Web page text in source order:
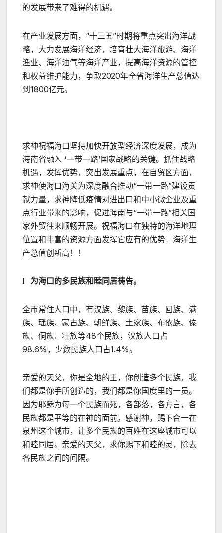
的发展带来了难得的机遇。
在产业发展方面，“十三五”时期将重点突出海洋战
略，大力发展海洋经济，培育壮大海洋旅游、海洋
渔业、海洋油气等海洋产业，提高海洋资源的管控
和权益维护能力，争取2020年全省海洋生产总值达
到1800亿元。
求神祝福海口坚持加快开放型经济深度发展，成为
海南省融入 ‘一带一路’国家战略的关键。抓住战略
机遇，发挥优势，突出发展重点，在自贸区方面，
求神使海口海关为深度融合推动“一带一路”建设贡
献力量，求神降低疫情对进出口和中小微企业及重
点行业带来的影响，促进海南与“一带一路”相关国
家外贸往来顺畅开展。祝福海口在独特的海洋地理
位置和丰富的资源方面发挥它应有的优势，海洋生
产总值创新高！！
l 为海口的多民族和睦同居祷告。
全市常住人口中，有汉族、黎族、苗族、回族、满
族、瑶族、蒙古族、朝鲜族、土家族、布依族、傣
族、侗族、壮族等48个民族，汉族人口占
98.6%，少数民族人口占1.4%。
亲爱的天父，你是全地的王，你创造多个民族，我
们都是你手所创造的，我们都是你国度里的一员。
因为耶稣为每一个民族而死，各部落，各方言，各
民族都是平等的在神的面前。感谢神，赐下合一在
泉州这个城市，让多个民族的百姓在这座城市可以
和睦同居。亲爱的天父，求你赐下和睦的灵，除去
各民族之间的间隔。